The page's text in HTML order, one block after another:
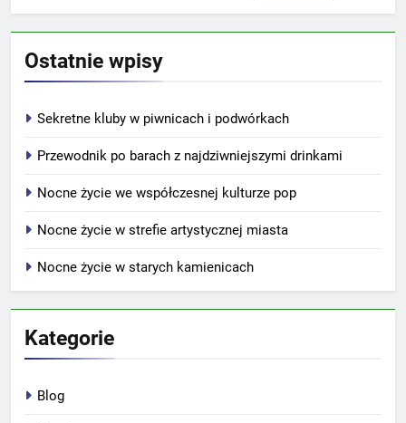
Ostatnie wpisy
Sekretne kluby w piwnicach i podwórkach
Przewodnik po barach z najdziwniejszymi drinkami
Nocne życie we współczesnej kulturze pop
Nocne życie w strefie artystycznej miasta
Nocne życie w starych kamienicach
Kategorie
Blog